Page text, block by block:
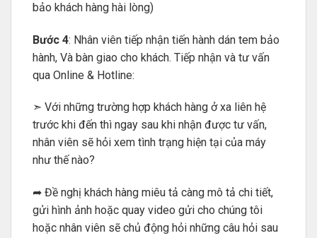
bảo khách hàng hài lòng)
Bước 4: Nhân viên tiếp nhận tiến hành dán tem bảo
hành, Và bàn giao cho khách. Tiếp nhận và tư vấn
qua Online & Hotline:
➣ Với những trường hợp khách hàng ở xa liên hệ
trước khi đến thì ngay sau khi nhận được tư vấn,
nhân viên sẽ hỏi xem tình trạng hiện tại của máy
như thế nào?
➦ Đề nghị khách hàng miêu tả càng mô tả chi tiết,
gửi hình ảnh hoặc quay video gửi cho chúng tôi
hoặc nhân viên sẽ chủ động hỏi những câu hỏi sau